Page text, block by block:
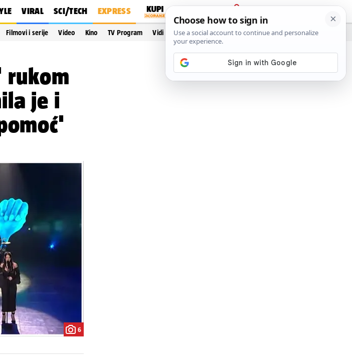
VIRAL SCI/TECH EXPRESS
PRIJAVA
Filmovi i serije Video Kino TV Program Vidi još…
rukom
je i
6